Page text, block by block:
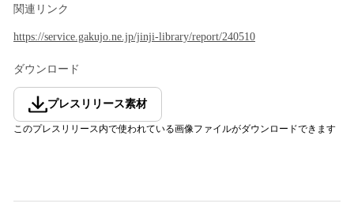
関連リンク
https://service.gakujo.ne.jp/jinji-library/report/240510
ダウンロード
プレスリリース素材
このプレスリリース内で使われている画像ファイルがダウンロードできます